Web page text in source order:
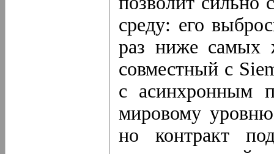
среду: его
раз ниже самых
совместный с
с асинхронным
мировому
но контракт